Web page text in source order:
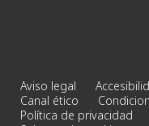
Aviso legal
Canal ético
Política de privacidad